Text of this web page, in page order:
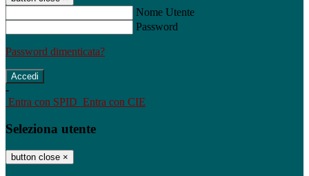
Nome Utente
Password
Password dimenticata?
-
Entra con SPID Entra con CIE
Seleziona utente
button close ×